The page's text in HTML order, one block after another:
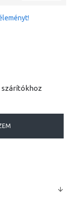
szárítókhoz